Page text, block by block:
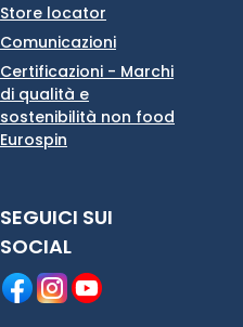
Store locator
Comunicazioni
Certificazioni - Marchi
di qualità e
sostenibilità non food
Eurospin
SEGUICI SUI
SOCIAL